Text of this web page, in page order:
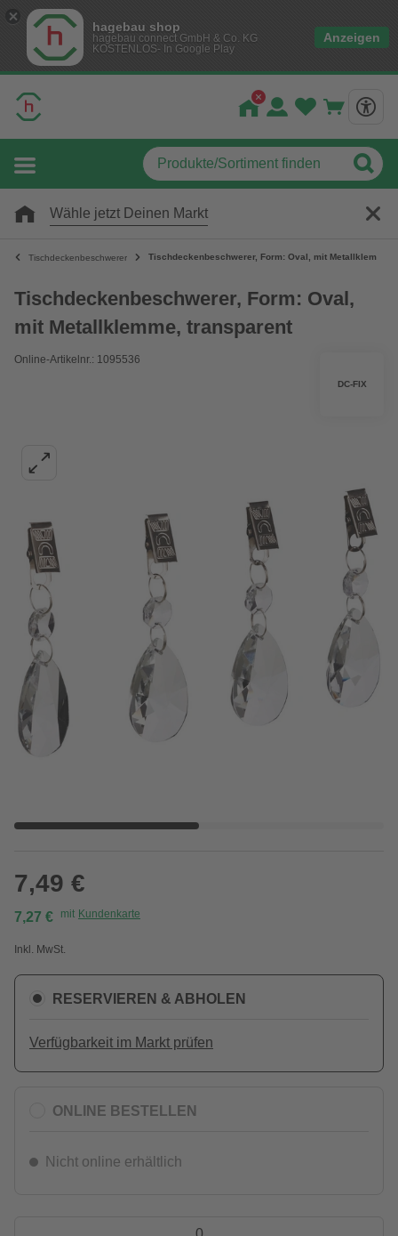
hagebau shop
hagebau connect GmbH & Co. KG
KOSTENLOS- In Google Play
Anzeigen
Wähle jetzt Deinen Markt
Tischdeckenbeschwerer Tischdeckenbeschwerer, Form: Oval, mit Metallklemme,
Tischdeckenbeschwerer, Form: Oval,
mit Metallklemme, transparent
Online-Artikelnr.: 1095536
DC-FIX
7,49 €
7,27 € mit Kundenkarte
Inkl. MwSt.
RESERVIEREN & ABHOLEN
Verfügbarkeit im Markt prüfen
ONLINE BESTELLEN
Nicht online erhältlich